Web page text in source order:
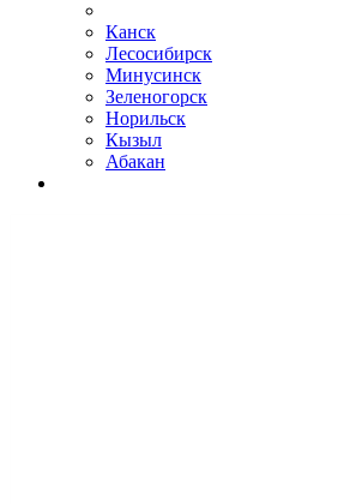
Канск
Лесосибирск
Минусинск
Зеленогорск
Норильск
Кызыл
Абакан